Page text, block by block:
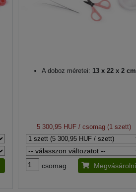
A doboz méretei: 13 x 22 x 2 cm
5 300,95 HUF / csomag (1 szett)
csomag Megvásárolni